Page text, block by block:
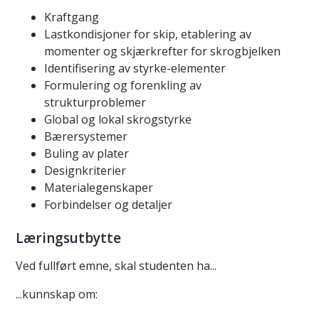
Kraftgang
Lastkondisjoner for skip, etablering av
momenter og skjærkrefter for skrogbjelken
Identifisering av styrke-elementer
Formulering og forenkling av
strukturproblemer
Global og lokal skrogstyrke
Bærersystemer
Buling av plater
Designkriterier
Materialegenskaper
Forbindelser og detaljer
Læringsutbytte
Ved fullført emne, skal studenten ha...
...kunnskap om: